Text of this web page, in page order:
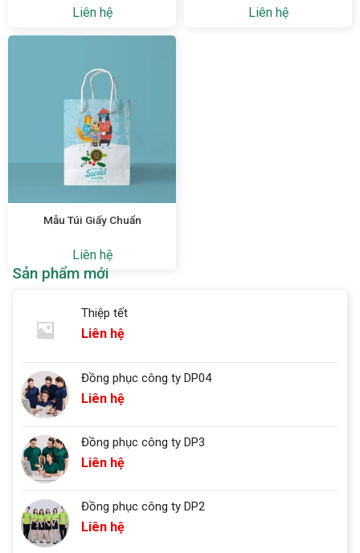
Liên hệ Liên hệ
Mẫu Túi Giấy Chuẩn
Liên hệ
Sản phẩm mới
Thiệp tết
Liên hệ
Đồng phục công ty DP04
Liên hệ
Đồng phục công ty DP3
Liên hệ
Đồng phục công ty DP2
Liên hệ